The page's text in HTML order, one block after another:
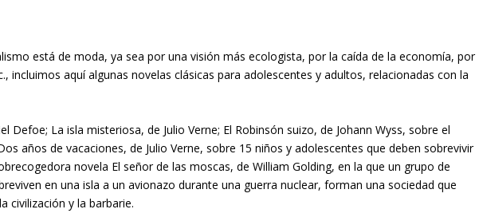
está de moda, ya sea por una visión más ecologista, por la caída de la economía, por
incluimos aquí algunas novelas clásicas para adolescentes y adultos, relacionadas con la
Defoe; La isla misteriosa, de Julio Verne; El Robinsón suizo, de Johann Wyss, sobre el
años de vacaciones, de Julio Verne, sobre 15 niños y adolescentes que deben sobrevivir
novela El señor de las moscas, de William Golding, en la que un grupo de
en una isla a un avionazo durante una guerra nuclear, forman una sociedad que
civilización y la barbarie.